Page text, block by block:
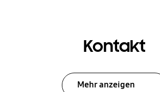
Kontakt
Mehr anzeigen